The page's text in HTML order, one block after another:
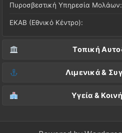
Πυροσβεστική Υπηρεσία Μολάων:
ΕΚΑΒ (Εθνικό Κέντρο):
Τοπική
Δήμος Μονεμβασίας (Έδρα):
Λιμενικά &
Λιμεναρχείο Μονεμβασίας:
Υγεία &
Κέντρο Υγείας Νεάπολης: